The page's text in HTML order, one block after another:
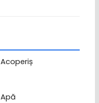
Acoperiș
Apă